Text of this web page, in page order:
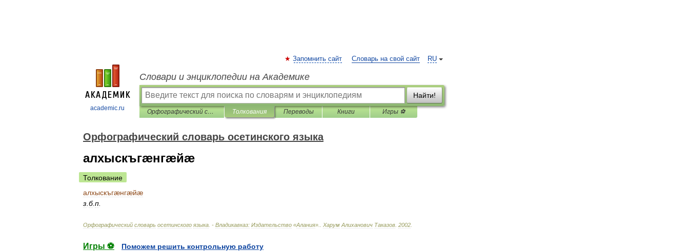
academic.ru
RU
Запомнить сайт Словарь на свой сайт
Словари и энциклопедии на Академике
Найти!
Орфографический словарь осетинского языка Толкования Переводы Книги Игры ⚽
Орфографический словарь осетинского языка
алхыскъгæнгæйæ
Толкование
алхыскъгæнгæйæ
з б.п
Орфографический словарь осетинского языка . - Владикавказ: Издательство «Алания». Харум Алиханович Таказов 2002
Игры ⚽
Поможем решить контрольную работу